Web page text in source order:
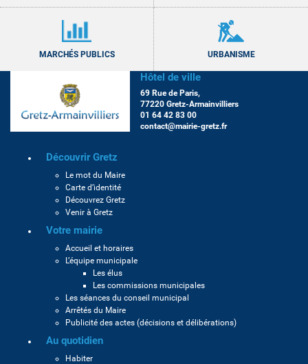
MARCHÉS PUBLICS URBANISME
Hôtel de ville
69 Rue de Paris,
77220 Gretz-Armainvilliers
01 64 42 83 00
contact@mairie-gretz.fr
Découvrir Gretz
Le mot du Maire
Carte d’identité
Découvrez Gretz
Venir à Gretz
Votre mairie
Accueil et horaires
L’équipe municipale
Les élus
Les commissions municipales
Les séances du conseil municipal
Arrêtés du Maire
Publicité des actes (décisions et délibérations)
Au quotidien
Habiter